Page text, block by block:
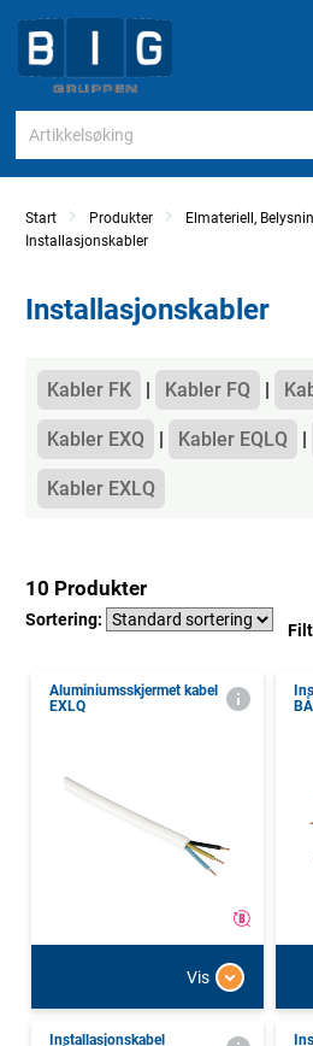
Start Produkter Elmateriell,
Installasjonskabler
Installasjonskabler
Kategorier
Kabler FK Kabler FQ
Kabler EXQ Kabler EQLQ
Kabler EXLQ
10 Produkter
Sortering:
Aluminiumsskjermet kabel
EXLQ
Vis
Installasjonskabel